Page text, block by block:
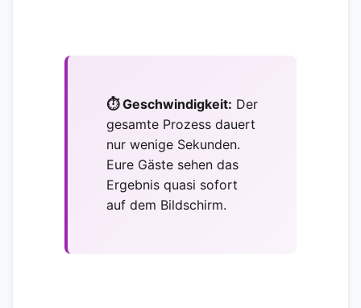
⏱️ Geschwindigkeit: Der
gesamte Prozess dauert
nur wenige Sekunden.
Eure Gäste sehen das
Ergebnis quasi sofort
auf dem Bildschirm.